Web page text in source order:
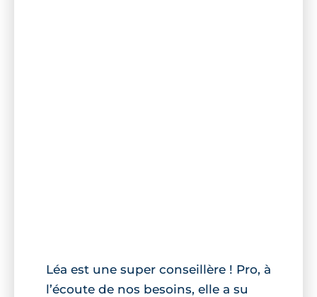
Léa est une super conseillère ! Pro, à
l’écoute de nos besoins, elle a su